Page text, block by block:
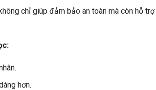
chỉ giúp đảm bảo an toàn mà còn hỗ
hơn.